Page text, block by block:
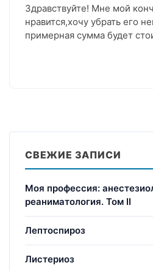
Здравствуйте! Мне мой
нравится,хочу убрать его
примерная сумма будет
СВЕЖИЕ ЗАПИСИ
Моя профессия:
реаниматология. Том II
Лептоспироз
Листериоз